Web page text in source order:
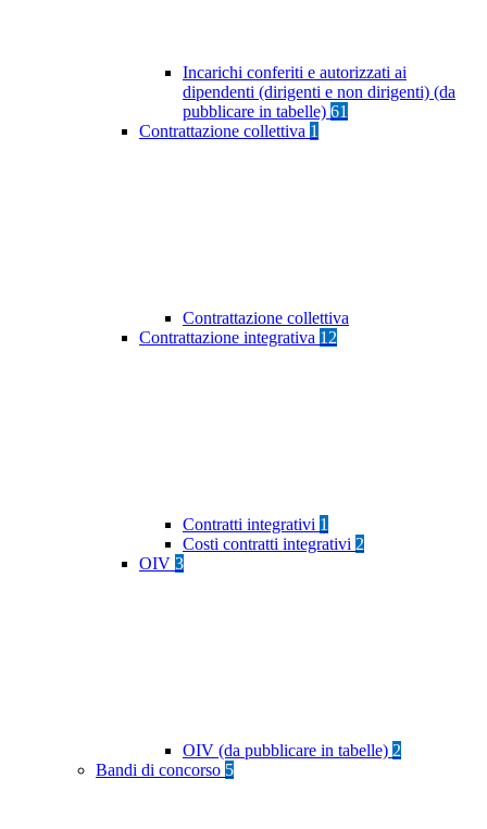
Incarichi conferiti e autorizzati ai
dipendenti (dirigenti e non dirigenti) (da
pubblicare in tabelle) 61
Contrattazione collettiva 1
Contrattazione collettiva
Contrattazione integrativa 12
Contratti integrativi 1
Costi contratti integrativi 2
OIV 3
OIV (da pubblicare in tabelle) 2
Bandi di concorso 5